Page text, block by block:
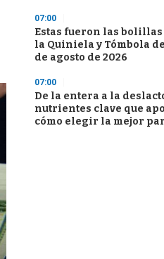
07:00
Estas fueron las bolillas
la Quiniela y Tómbola
de agosto de 2026
07:00
De la entera a la
nutrientes clave que
cómo elegir la mejor